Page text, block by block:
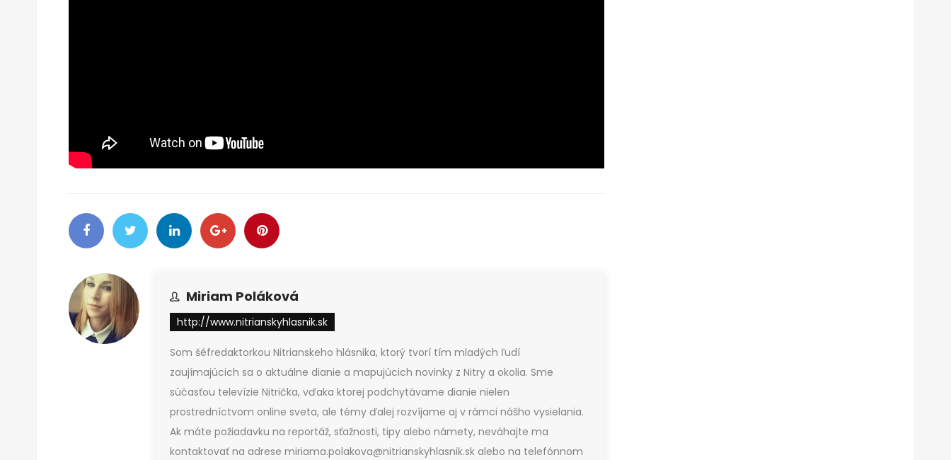
Miriam Poláková
http://www.nitrianskyhlasnik.sk
Som šéfredaktorkou Nitrianskeho hlásnika, ktorý tvorí tím mladých ľudí
zaujímajúcich sa o aktuálne dianie a mapujúcich novinky z Nitry a okolia. Sme
súčasťou televízie Nitrička, vďaka ktorej podchytávame dianie nielen
prostredníctvom online sveta, ale témy ďalej rozvíjame aj v rámci nášho vysielania.
Ak máte požiadavku na reportáž, sťažnosti, tipy alebo námety, neváhajte ma
kontaktovať na adrese miriama.polakova@nitrianskyhlasnik.sk alebo na telefónnom